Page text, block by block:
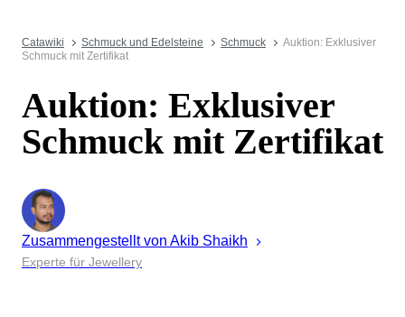
Catawiki Schmuck und Edelsteine Schmuck
Auktion: Exklusiver
Schmuck mit Zertifikat
Auktion: Exklusiver
Schmuck mit Zertifikat
Zusammengestellt von Akib Shaikh
Experte für Jewellery